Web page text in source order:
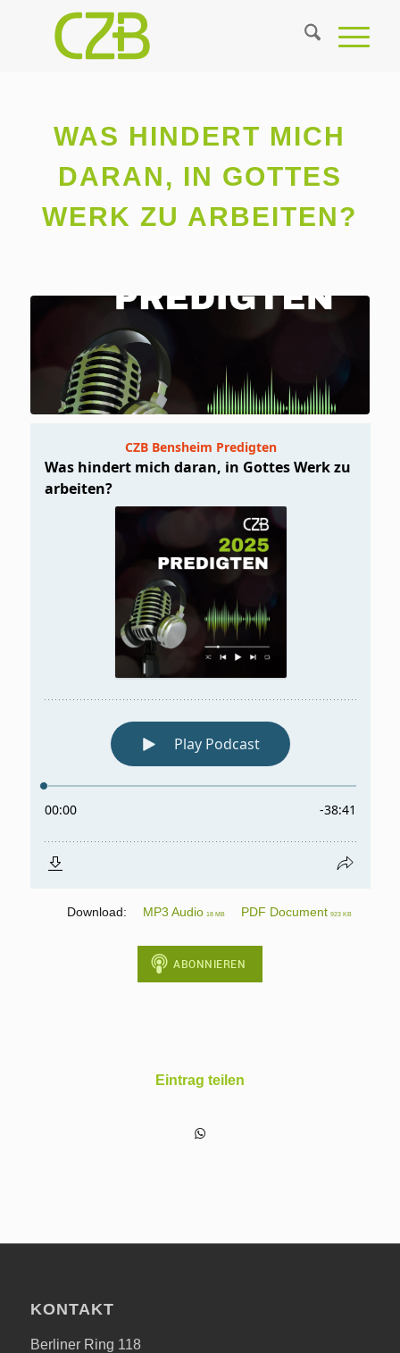
WAS HINDERT MICH
DARAN, IN GOTTES
WERK ZU ARBEITEN?
Download: MP3 Audio 18 MB PDF Document 923 KB
Eintrag teilen
KONTAKT
Berliner Ring 118